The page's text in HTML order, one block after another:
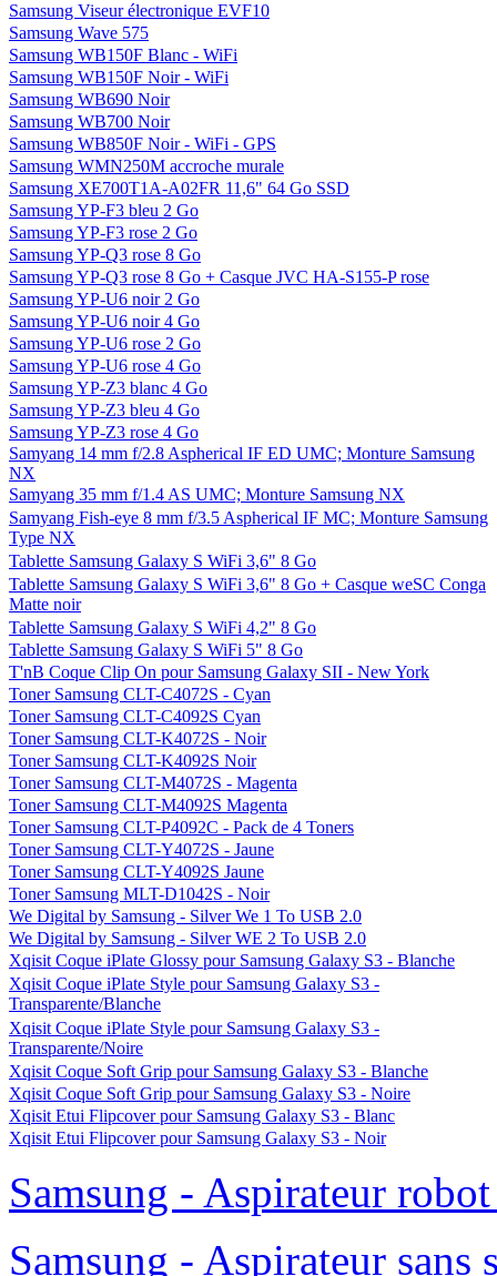
Samsung Viseur électronique EVF10
Samsung Wave 575
Samsung WB150F Blanc - WiFi
Samsung WB150F Noir - WiFi
Samsung WB690 Noir
Samsung WB700 Noir
Samsung WB850F Noir - WiFi - GPS
Samsung WMN250M accroche murale
Samsung XE700T1A-A02FR 11,6" 64 Go SSD
Samsung YP-F3 bleu 2 Go
Samsung YP-F3 rose 2 Go
Samsung YP-Q3 rose 8 Go
Samsung YP-Q3 rose 8 Go + Casque JVC HA-S155-P rose
Samsung YP-U6 noir 2 Go
Samsung YP-U6 noir 4 Go
Samsung YP-U6 rose 2 Go
Samsung YP-U6 rose 4 Go
Samsung YP-Z3 blanc 4 Go
Samsung YP-Z3 bleu 4 Go
Samsung YP-Z3 rose 4 Go
Samyang 14 mm f/2.8 Aspherical IF ED UMC; Monture Samsung
NX
Samyang 35 mm f/1.4 AS UMC; Monture Samsung NX
Samyang Fish-eye 8 mm f/3.5 Aspherical IF MC; Monture Samsung
Type NX
Tablette Samsung Galaxy S WiFi 3,6" 8 Go
Tablette Samsung Galaxy S WiFi 3,6" 8 Go + Casque weSC Conga
Matte noir
Tablette Samsung Galaxy S WiFi 4,2" 8 Go
Tablette Samsung Galaxy S WiFi 5" 8 Go
T'nB Coque Clip On pour Samsung Galaxy SII - New York
Toner Samsung CLT-C4072S - Cyan
Toner Samsung CLT-C4092S Cyan
Toner Samsung CLT-K4072S - Noir
Toner Samsung CLT-K4092S Noir
Toner Samsung CLT-M4072S - Magenta
Toner Samsung CLT-M4092S Magenta
Toner Samsung CLT-P4092C - Pack de 4 Toners
Toner Samsung CLT-Y4072S - Jaune
Toner Samsung CLT-Y4092S Jaune
Toner Samsung MLT-D1042S - Noir
We Digital by Samsung - Silver We 1 To USB 2.0
We Digital by Samsung - Silver WE 2 To USB 2.0
Xqisit Coque iPlate Glossy pour Samsung Galaxy S3 - Blanche
Xqisit Coque iPlate Style pour Samsung Galaxy S3 -
Transparente/Blanche
Xqisit Coque iPlate Style pour Samsung Galaxy S3 -
Transparente/Noire
Xqisit Coque Soft Grip pour Samsung Galaxy S3 - Blanche
Xqisit Coque Soft Grip pour Samsung Galaxy S3 - Noire
Xqisit Etui Flipcover pour Samsung Galaxy S3 - Blanc
Xqisit Etui Flipcover pour Samsung Galaxy S3 - Noir
Samsung - Aspirateur
Samsung - Aspirateur